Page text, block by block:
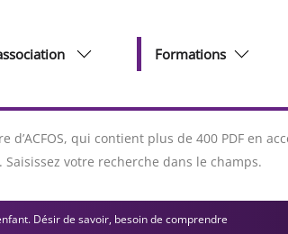
Formations
d’ACFOS, qui contient plus de 400 PDF en
votre recherche dans le champs.
Désir de savoir, besoin de comprendre